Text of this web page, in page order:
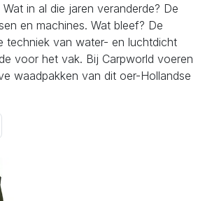
in al die jaren veranderde? De
en machines. Wat bleef? De
techniek van water- en luchtdicht
voor het vak. Bij Carpworld voeren
waadpakken van dit oer-Hollandse